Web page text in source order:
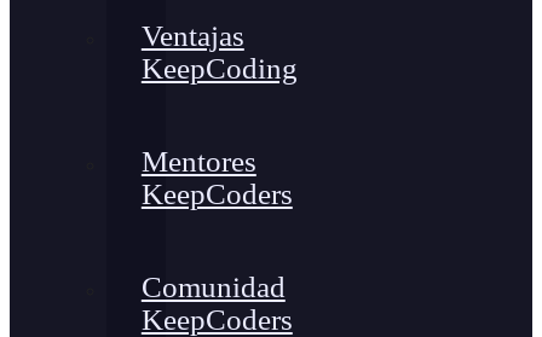
Ventajas
KeepCoding
Mentores
KeepCoders
Comunidad
KeepCoders